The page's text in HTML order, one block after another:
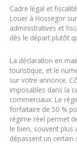
Cadre légal et
Louer à Hossegor
administratives et
dès le départ plutôt
La déclaration en
touristique, et le
sur votre annonce.
imposables dans la
commerciaux. Le
forfaitaire de 50 %
régime réel permet
le bien, souvent plus
dépassent un